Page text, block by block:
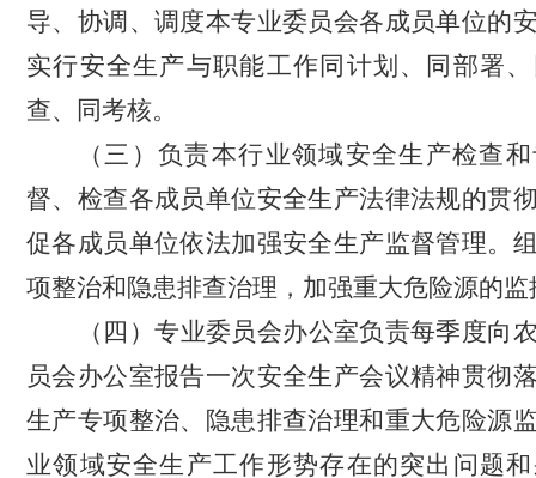
导、协调、调度本专业委员会各成员单位的
实行安全生产与职能工作同计划、同部署
查、同考核。
（三）负责本行业领域安全生产检查
督、检查各成员单位安全生产法律法规的贯
促各成员单位依法加强安全生产监督管理。
项整治和隐患排查治理，加强重大危险源的监
（四）专业委员会办公室负责每季度向
员会办公室报告一次安全生产会议精神贯彻
生产专项整治、隐患排查治理和重大危险源
业领域安全生产工作形势存在的突出问题